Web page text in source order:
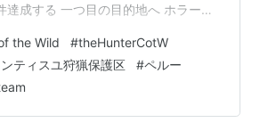
達成する 一つ目の目的地へ ホラーハ
います。 掲示板ミッションを3件達
ッション：志願者募集 掲示板に貼っ
ョンを3つ達成せよ、とのこと。
】 ライバル保護区：パルケ・フェル
the Wild #theHunterCotW
ティスユ狩猟保護区 #ペルー